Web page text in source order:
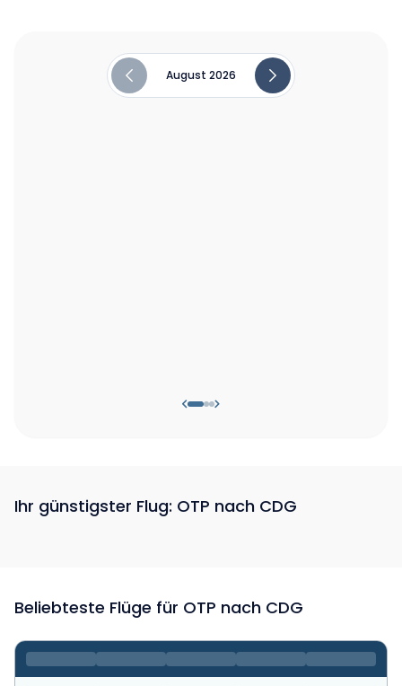
August 2026
Ihr günstigster Flug: OTP nach CDG
Beliebteste Flüge für OTP nach CDG